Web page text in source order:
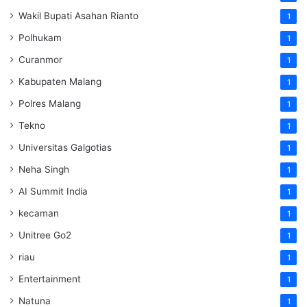
Wakil Bupati Asahan Rianto 1
Polhukam 1
Curanmor 1
Kabupaten Malang 1
Polres Malang 1
Tekno 1
Universitas Galgotias 1
Neha Singh 1
AI Summit India 1
kecaman 1
Unitree Go2 1
riau 1
Entertainment 1
Natuna 1